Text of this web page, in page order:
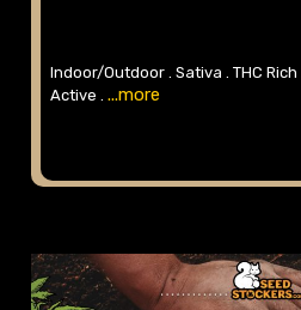
Indoor/Outdoor .Sativa .THC
Active ....more